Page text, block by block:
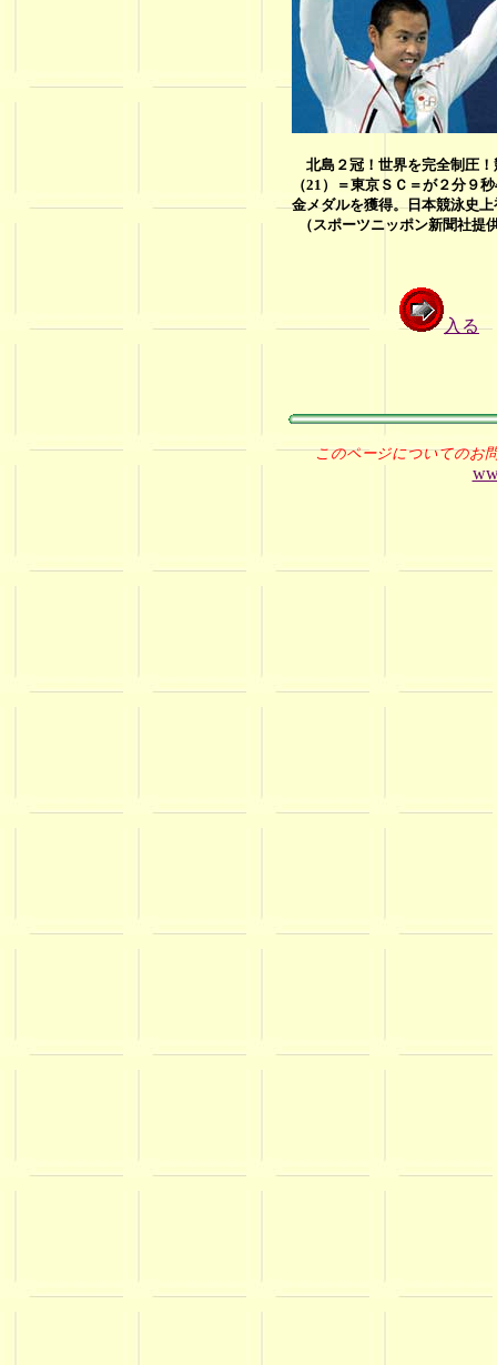
北島２冠！世界を完全制圧！
（21）＝東京ＳＣ＝が２分９
金メダルを獲得。日本競泳史
（スポーツニッポン新聞社提
入る
このページについてのお